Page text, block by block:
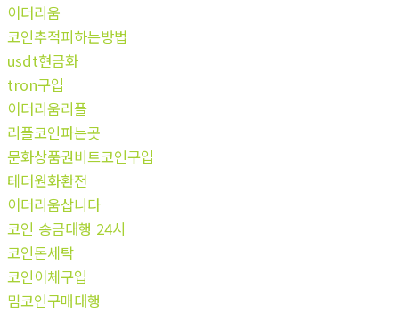
이더리움
코인추적피하는방법
usdt현금화
tron구입
이더리움리플
리플코인파는곳
문화상품권비트코인구입
테더원화환전
이더리움삽니다
코인 송금대행 24시
코인돈세탁
코인이체구입
밈코인구매대행